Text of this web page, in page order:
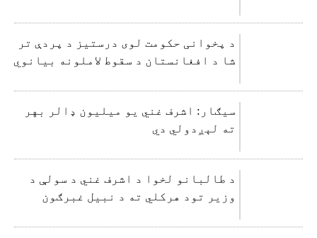
د پخوانی حکومت لوی درستیز د پردې تر
شا د افغانستان د سقوط لاملونه بیانوي
سیګار: اشرف غني يو ميليون ډالر بهر
ته لېږدولي دي
د طالبانو لخوا د اشرف غني د سولې د
وزیر تود هرکلي ته د نبیل غبرګون